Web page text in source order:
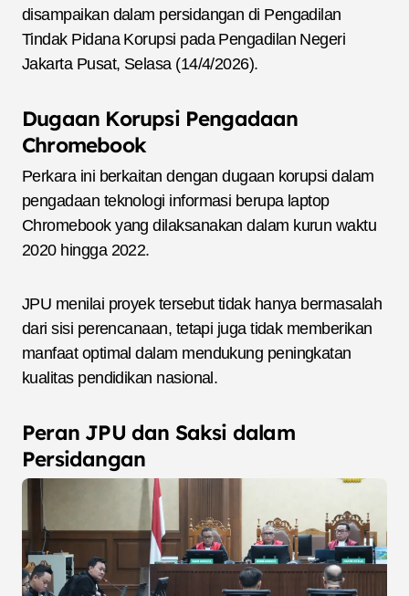
disampaikan dalam persidangan di Pengadilan
Tindak Pidana Korupsi pada Pengadilan Negeri
Jakarta Pusat, Selasa (14/4/2026).
Dugaan Korupsi Pengadaan
Chromebook
Perkara ini berkaitan dengan dugaan korupsi dalam
pengadaan teknologi informasi berupa laptop
Chromebook yang dilaksanakan dalam kurun waktu
2020 hingga 2022.
JPU menilai proyek tersebut tidak hanya bermasalah
dari sisi perencanaan, tetapi juga tidak memberikan
manfaat optimal dalam mendukung peningkatan
kualitas pendidikan nasional.
Peran JPU dan Saksi dalam
Persidangan